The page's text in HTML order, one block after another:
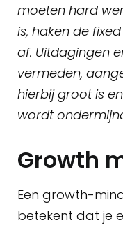
moeten hard
is, haken de
af. Uitdagingen
vermeden,
hierbij groot is
wordt
Growth
Een growth-
betekent dat je